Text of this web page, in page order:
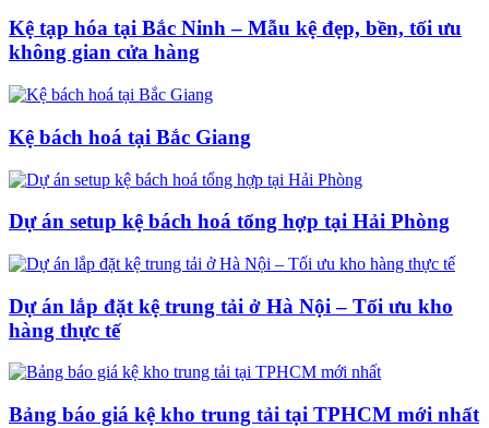
Kệ tạp hóa tại Bắc Ninh – Mẫu kệ đẹp, bền, tối ưu
không gian cửa hàng
Kệ bách hoá tại Bắc Giang
Dự án setup kệ bách hoá tổng hợp tại Hải Phòng
Dự án lắp đặt kệ trung tải ở Hà Nội – Tối ưu kho
hàng thực tế
Bảng báo giá kệ kho trung tải tại TPHCM mới nhất